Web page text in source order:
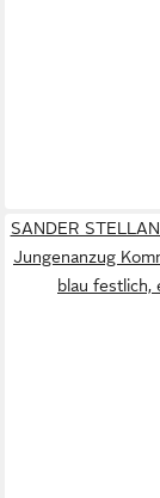
SANDER
Jungenanzug
blau festlich,